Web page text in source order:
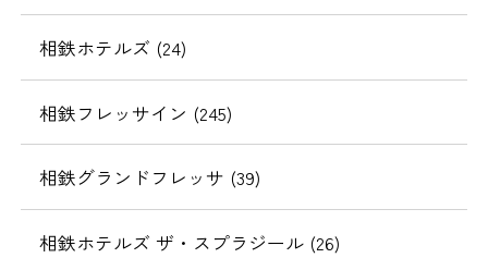
相鉄ホテルズ (24)
相鉄フレッサイン (245)
相鉄グランドフレッサ (39)
相鉄ホテルズ ザ・スプラジール (26)